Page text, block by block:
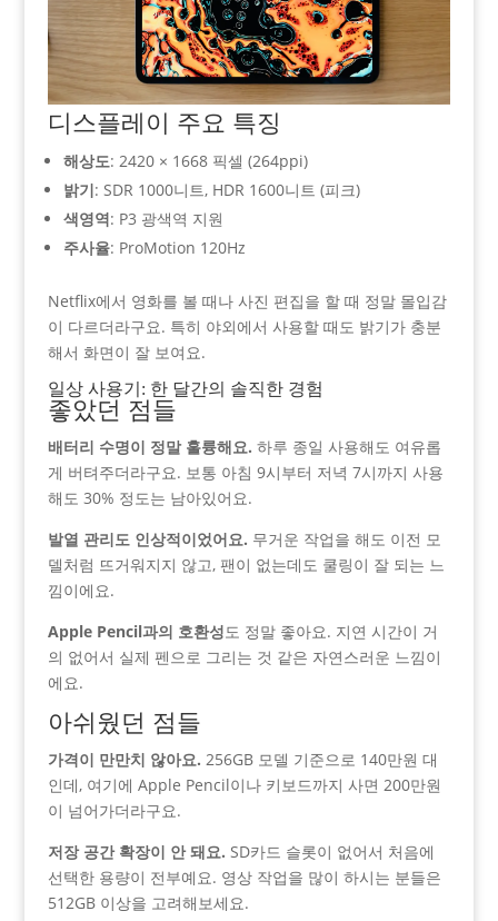
디스플레이 주요 특징
해상도: 2420 × 1668 픽셀 (264ppi)
밝기: SDR 1000니트, HDR 1600니트 (피크)
색영역: P3 광색역 지원
주사율: ProMotion 120Hz
Netflix에서 영화를 볼 때나 사진 편집을 할 때 정말 몰입감
이 다르더라구요. 특히 야외에서 사용할 때도 밝기가 충분
해서 화면이 잘 보여요.
일상 사용기: 한 달간의 솔직한 경험
좋았던 점들
배터리 수명이 정말 훌륭해요. 하루 종일 사용해도 여유롭
게 버텨주더라구요. 보통 아침 9시부터 저녁 7시까지 사용
해도 30% 정도는 남아있어요.
발열 관리도 인상적이었어요. 무거운 작업을 해도 이전 모
델처럼 뜨거워지지 않고, 팬이 없는데도 쿨링이 잘 되는 느
낌이에요.
Apple Pencil과의 호환성도 정말 좋아요. 지연 시간이 거
의 없어서 실제 펜으로 그리는 것 같은 자연스러운 느낌이
에요.
아쉬웠던 점들
가격이 만만치 않아요. 256GB 모델 기준으로 140만원 대
인데, 여기에 Apple Pencil이나 키보드까지 사면 200만원
이 넘어가더라구요.
저장 공간 확장이 안 돼요. SD카드 슬롯이 없어서 처음에
선택한 용량이 전부예요. 영상 작업을 많이 하시는 분들은
512GB 이상을 고려해보세요.